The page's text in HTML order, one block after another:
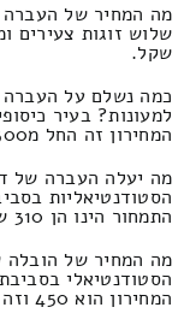
מה המחיר של העברה
שקל.
כמה נשלם על
למעונות? בעיר
המחירון זה החל מ300 שקלים חדשים.
מה יעלה העברה של
הסטודנטיאליות
התמחור הינו הן 310 שקלים חדשים.
מה המחיר של
הסטודנטיאלי
המחירון הוא 450 וזה מגיע עד 210 שקלים.